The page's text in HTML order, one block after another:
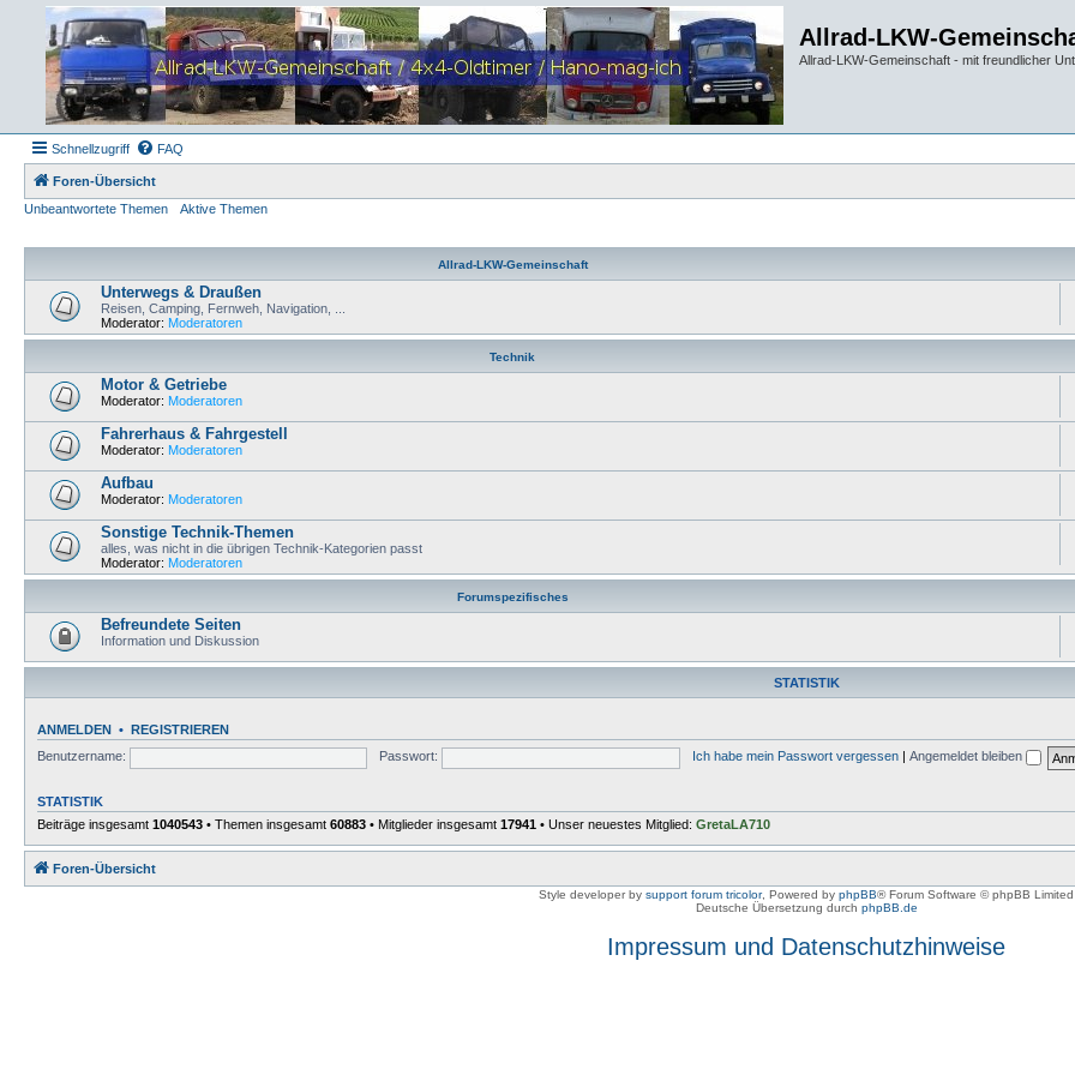
Allrad-LKW-
Allrad-LKW-Gemeinschaft - mit freundlicher
Schnellzugriff FAQ
Foren-Übersicht
Unbeantwortete Themen
Aktive Themen
Allrad-LKW-Gemeinschaft
Unterwegs & Draußen
Reisen, Camping, Fernweh, Navigation, ...
Moderator: Moderatoren
Technik
Motor & Getriebe
Moderator: Moderatoren
Fahrerhaus & Fahrgestell
Moderator: Moderatoren
Aufbau
Moderator: Moderatoren
Sonstige Technik-Themen
alles, was nicht in die übrigen Technik-Kategorien passt
Moderator: Moderatoren
Forumspezifisches
Befreundete Seiten
Information und Diskussion
STATISTIK
ANMELDEN • REGISTRIEREN
Benutzername:
Passwort: Ich habe mein Passwort vergessen Angemeldet bleiben
STATISTIK
Beiträge insgesamt 1040543 • Themen insgesamt 60883 • Mitglieder insgesamt 17941 • Unser neuestes Mitglied: GretaLA710
Foren-Übersicht
Style developer by support forum tricolor, Powered by phpBB® Forum Software © phpBB Limited
Deutsche Übersetzung durch phpBB.de
Impressum und Datenschutzhinweise